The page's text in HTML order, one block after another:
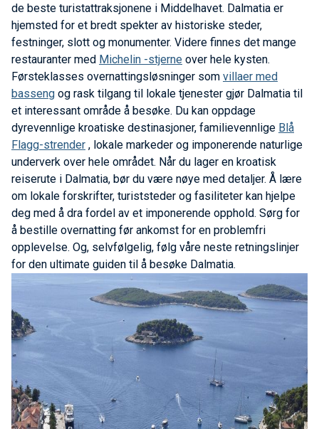
de beste turistattraksjonene i Middelhavet. Dalmatia er
hjemsted for et bredt spekter av historiske steder,
festninger, slott og monumenter. Videre finnes det mange
restauranter med Michelin -stjerne over hele kysten.
Førsteklasses overnattingsløsninger som villaer med
basseng og rask tilgang til lokale tjenester gjør Dalmatia til
et interessant område å besøke. Du kan oppdage
dyrevennlige kroatiske destinasjoner, familievennlige Blå
Flagg-strender , lokale markeder og imponerende naturlige
underverk over hele området. Når du lager en kroatisk
reiserute i Dalmatia, bør du være nøye med detaljer. Å lære
om lokale forskrifter, turiststeder og fasiliteter kan hjelpe
deg med å dra fordel av et imponerende opphold. Sørg for
å bestille overnatting før ankomst for en problemfri
opplevelse. Og, selvfølgelig, følg våre neste retningslinjer
for den ultimate guiden til å besøke Dalmatia.